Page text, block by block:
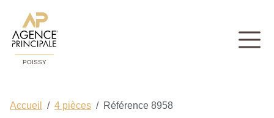
POISSY
Accueil 4 pièces Référence 8958